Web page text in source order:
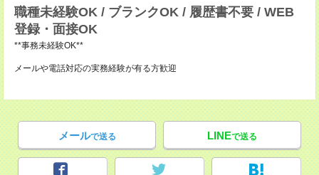
職種未経験OK / ブランクOK / 履歴書不要 / WEB
登録・面接OK
**事務未経験OK**
メールや電話対応の実務経験が有る方歓迎
メールで送る LINEで送る